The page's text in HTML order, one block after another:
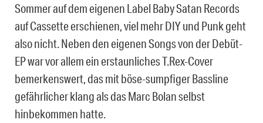
Sommer auf dem eigenen Label Baby Satan Records
auf Cassette erschienen, viel mehr DIY und Punk geht
also nicht. Neben den eigenen Songs von der Debüt-
EP war vor allem ein erstaunliches T.Rex-Cover
bemerkenswert, das mit böse-sumpfiger Bassline
gefährlicher klang als das Marc Bolan selbst
hinbekommen hatte.